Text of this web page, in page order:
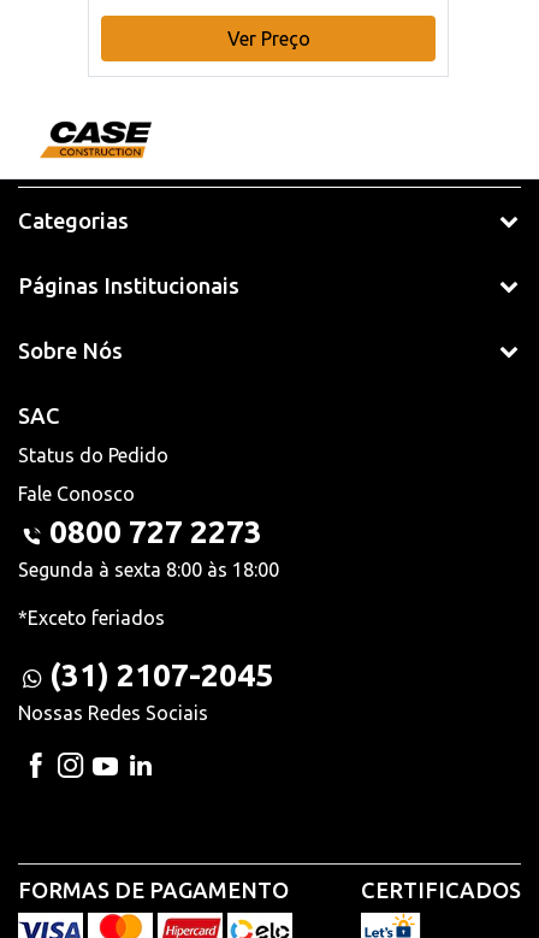
Ver Preço
Categorias
Páginas Institucionais
Sobre Nós
SAC
Status do Pedido
Fale Conosco
0800 727 2273
Segunda à sexta 8:00 às 18:00
*Exceto feriados
(31) 2107-2045
Nossas Redes Sociais
FORMAS DE PAGAMENTO CERTIFICADOS